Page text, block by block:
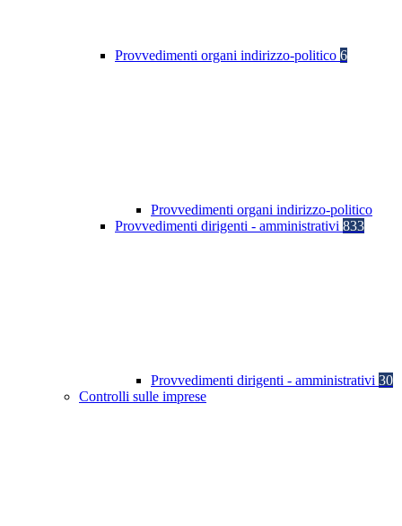
Provvedimenti organi indirizzo-politico 6
Provvedimenti organi indirizzo-politico
Provvedimenti dirigenti - amministrativi 833
Provvedimenti dirigenti - amministrativi 30
Controlli sulle imprese